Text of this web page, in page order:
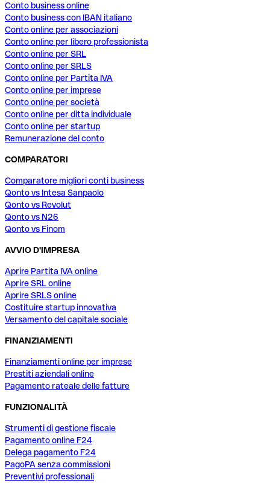
Conto business online
Conto business con IBAN italiano
Conto online per associazioni
Conto online per libero professionista
Conto online per SRL
Conto online per SRLS
Conto online per Partita IVA
Conto online per imprese
Conto online per società
Conto online per ditta individuale
Conto online per startup
Remunerazione del conto
COMPARATORI
Comparatore migliori conti business
Qonto vs Intesa Sanpaolo
Qonto vs Revolut
Qonto vs N26
Qonto vs Finom
AVVIO D'IMPRESA
Aprire Partita IVA online
Aprire SRL online
Aprire SRLS online
Costituire startup innovativa
Versamento del capitale sociale
FINANZIAMENTI
Finanziamenti online per imprese
Prestiti aziendali online
Pagamento rateale delle fatture
FUNZIONALITÀ
Strumenti di gestione fiscale
Pagamento online F24
Delega pagamento F24
PagoPA senza commissioni
Preventivi professionali